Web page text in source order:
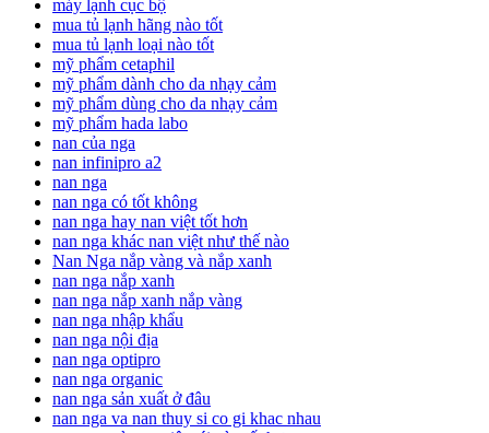
máy lạnh cục bộ
mua tủ lạnh hãng nào tốt
mua tủ lạnh loại nào tốt
mỹ phẩm cetaphil
mỹ phẩm dành cho da nhạy cảm
mỹ phẩm dùng cho da nhạy cảm
mỹ phẩm hada labo
nan của nga
nan infinipro a2
nan nga
nan nga có tốt không
nan nga hay nan việt tốt hơn
nan nga khác nan việt như thế nào
Nan Nga nắp vàng và nắp xanh
nan nga nắp xanh
nan nga nắp xanh nắp vàng
nan nga nhập khẩu
nan nga nội địa
nan nga optipro
nan nga organic
nan nga sản xuất ở đâu
nan nga va nan thuy si co gi khac nhau